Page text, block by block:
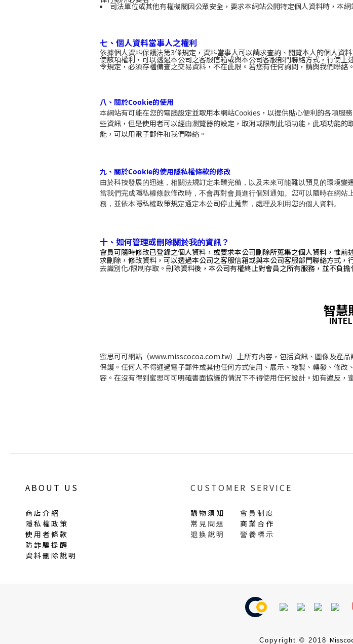
司法單位或其他有權機關因公眾安全，要求本網站公開特定個人資料時，本
七 、 個人資料當事人之權利
依據個人資料保護法第3條規定，資料當事人可以請求查詢、閱覽本人的個人資
使該項權利，可以透過本公司之客服信箱或與本公司客服部門聯絡方式，行使上
令規定，必須存檔備查之交易資料，不在此限。若您有任何詢問，請與我們聯絡。
八 、 關於Cookie的使用
本網站有可能在您的電腦設定並取用本網站Cookies，以提供貼心便利的各項服
些資訊，但是使用者可以經由瀏覽器的設定，取消或限制此項功能，此項功能
能，可以用電子郵件和我們聯絡。
九 、 關於Cookie的使用隱私權條款的修改
由於科技發展的迅速，相關法規訂定未臻完備，以及未來可能難以預見的環境
當我們完成隱私權條款修改時，不會再對會員進行個別通知。您可以隨時在網
務，並依本隱私權政策規定通定本公司停止蒐集，處理及利用您的個人資料。
十 、 如何管理或刪除關於我的資訊？
會員可隨時修改已登錄之個人資料，或要求本公司刪除所蒐集之個人資料，惟前
求刪除，修改資料， 可以透過本公司之客服信箱或與本公司客服部門聯絡方式，
去識別化/限制存取。 刪除資料後， 本公司有權終止對會員之所有服務，並不負擔
智慧
蜜思可可網站（www.misscocoa.com.tw）上所有内容，包括資訊、圖像及產
保護。任何人不得通過電子郵件或其他任何方式使用、展示、複製、轉發、修
容。在沒有得到蜜思可可明確書面協議的情況下不得使用任何設計。如有違反，
ABOUT US
商店介紹
隱私權政策
使用者條款
防詐騙提醒
資料刪除說明
CUSTOMER SERVICE
購物須知
會員制度
常見問題
商業合作
退換說明
營養標示
Copyright © 2018